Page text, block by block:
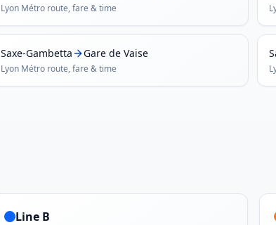
Lyon Métroroute, fare & time
Saxe-Gambetta Gare de Vaise
Lyon Métroroute, fare & time
Line B